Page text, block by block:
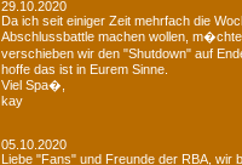
29.10.2020
Da ich seit einiger Zeit mehrfach die
Abschlussbattle machen wollen,
verschieben wir den "Shutdown" auf
hoffe das ist in Eurem Sinne.
Viel Spa�,
kay
05.10.2020
Liebe "Fans" und Freunde der RBA, wir